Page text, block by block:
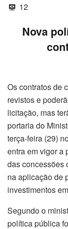
12
Nova
Os contratos de
revistos e
licitação, mas
portaria do
terça-feira (29)
entra em vigor a
das concessões
na aplicação de
investimentos
Segundo o
política pública